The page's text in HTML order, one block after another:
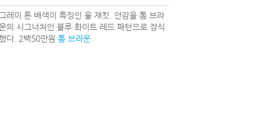
그레이 톤 배색이 특징인 울 재킷. 안감을 톰 브라
의 시그너처인 블루·화이트·레드 패턴으로 장식
했다. 2백50만원 톰 브라운